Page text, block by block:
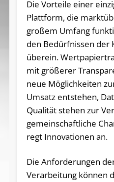
Die Vorteile einer
Plattform, die
großem Umfang
den Bedürfnissen der
überein.
mit größerer
neue Möglichkeiten
Umsatz entstehen,
Qualität stehen zur
gemeinschaftliche
regt Innovationen an.
Die Anforderungen
Verarbeitung können